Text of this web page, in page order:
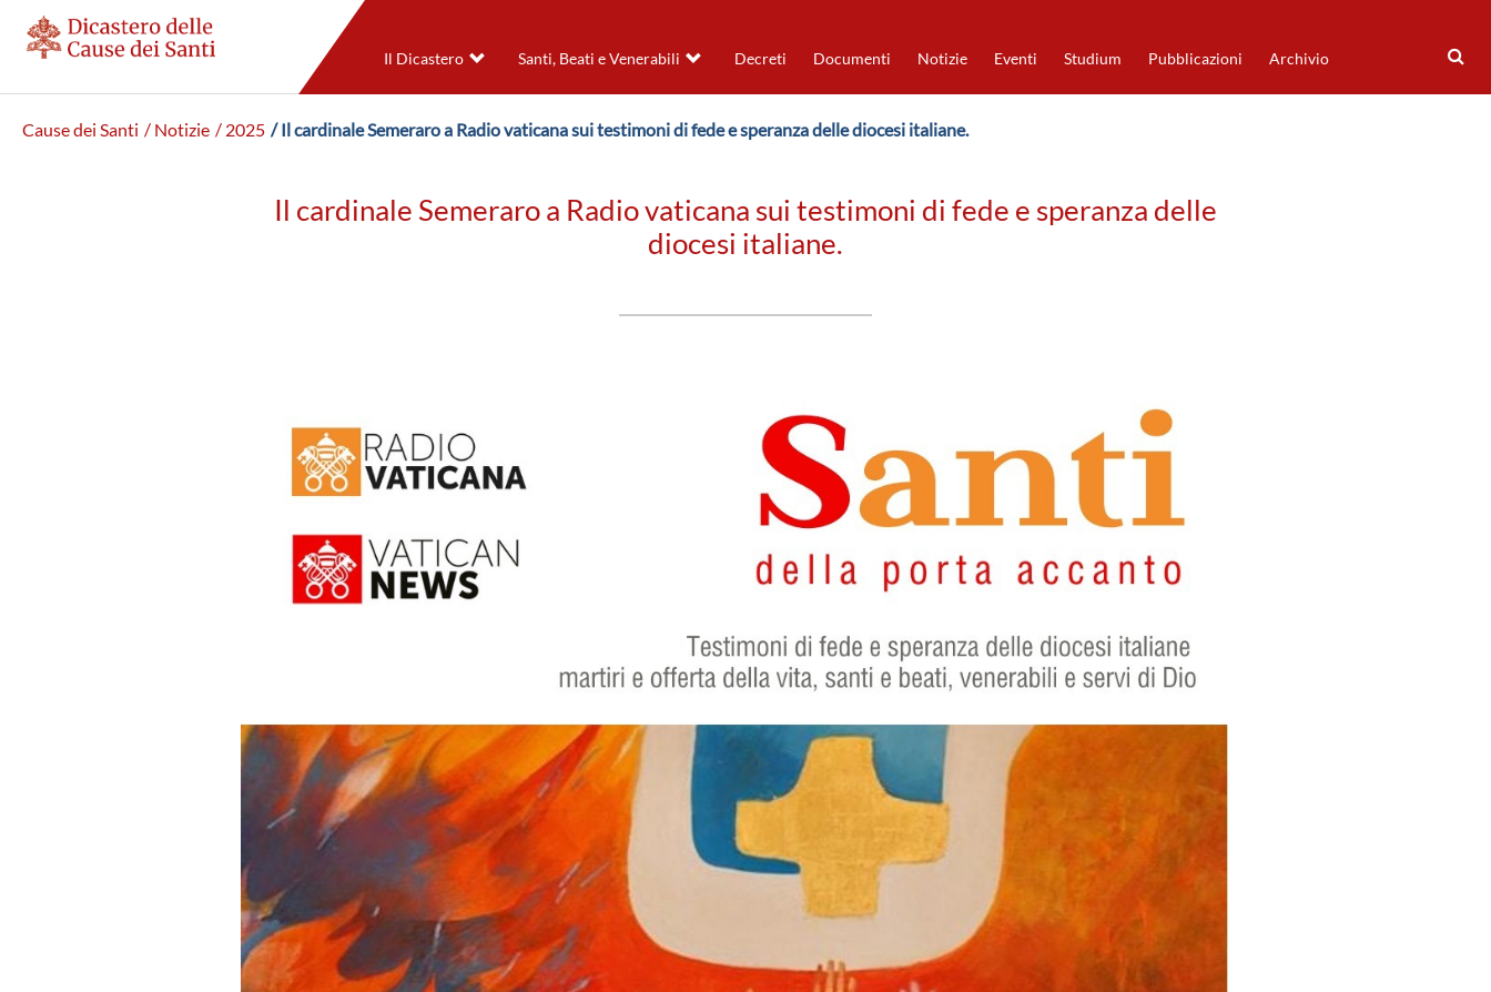
Il Dicastero Santi, Beati e Venerabili Decreti Documenti Notizie Eventi Studium Pubblicazioni Archivio
Cause dei Santi / Notizie / 2025 / Il cardinale Semeraro a Radio vaticana sui testimoni di fede e speranza delle diocesi italiane.
Il cardinale Semeraro a Radio vaticana sui testimoni di fede e speranza delle
diocesi italiane.